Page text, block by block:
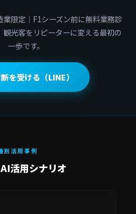
限定｜F1シーズン前に無料業務診
光客をリピーターに変える最初の
一歩です。
を受ける（LINE）
活用事例
活用シナリオ